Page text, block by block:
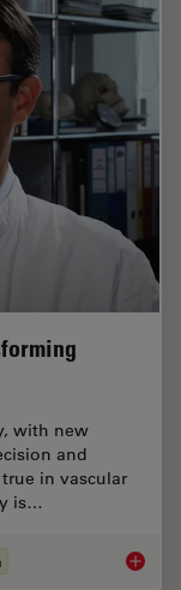
with new
and
in vascular
is…
How